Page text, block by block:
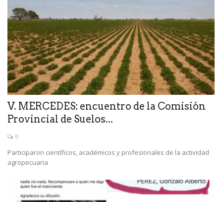
V. MERCEDES: encuentro de la Comisión
Provincial de Suelos...
0
Participaron científicos, académicos y profesionales de la actividad
agropecuaria